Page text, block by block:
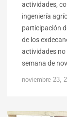
actividades,
ingeniería
participación
de los
actividades no
semana de
noviembre 23,